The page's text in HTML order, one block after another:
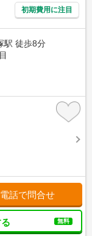
初期費用に注目
駅 徒歩8分
電話で問合せ
無料